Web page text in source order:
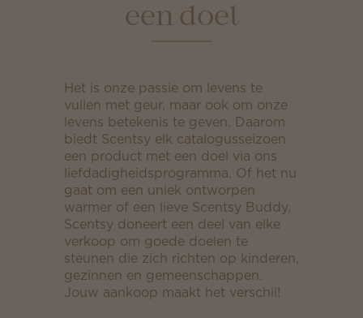
een doel
Het is onze passie om levens te
vullen met geur, maar ook om onze
levens betekenis te geven. Daarom
biedt Scentsy elk catalogusseizoen
een product met een doel via ons
liefdadigheidsprogramma. Of het nu
gaat om een uniek ontworpen
warmer of een lieve Scentsy Buddy,
Scentsy doneert een deel van elke
verkoop om goede doelen te
steunen die zich richten op kinderen,
gezinnen en gemeenschappen.
Jouw aankoop maakt het verschil!